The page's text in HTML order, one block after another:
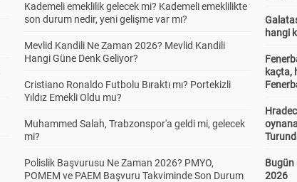
Kademeli emeklilik gelecek mi? Kademeli emeklilikte
son durum nedir, yeni gelişme var mı?
Mevlid Kandili Ne Zaman 2026? Mevlid Kandili
Hangi Güne Denk Geliyor?
Cristiano Ronaldo Futbolu Bıraktı mı? Portekizli
Yıldız Emekli Oldu mu?
Muhammed Salah, Trabzonspor'a geldi mi, gelecek
mi?
Polislik Başvurusu Ne Zaman 2026? PMYO,
POMEM ve PAEM Başvuru Takviminde Son Durum
hangi
kaçta,
Bugün
2026